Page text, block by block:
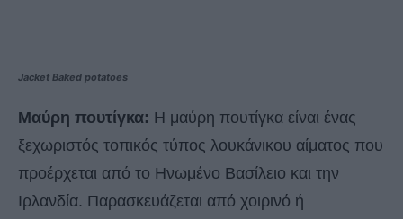
Jacket Baked potatoes
Μαύρη πουτίγκα: Η μαύρη πουτίγκα είναι ένας
ξεχωριστός τοπικός τύπος λουκάνικου αίματος που
προέρχεται από το Ηνωμένο Βασίλειο και την
Ιρλανδία. Παρασκευάζεται από χοιρινό ή